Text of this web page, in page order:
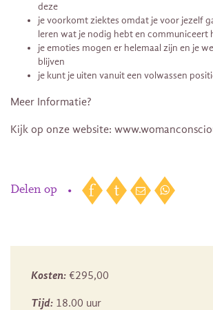
deze
je voorkomt ziektes omdat je voor jezelf
leren wat je nodig hebt en communiceert
je emoties mogen er helemaal zijn en je
blijven
je kunt je uiten vanuit een volwassen
Meer Informatie?
Kijk op onze website:
Delen op •
Kosten: €295,00
Tijd: 18.00 uur